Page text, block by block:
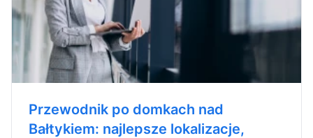
Przewodnik po domkach nad
Bałtykiem: najlepsze lokalizacje,